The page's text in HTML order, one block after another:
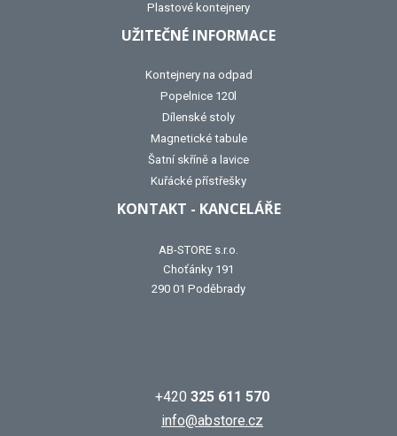
Plastové kontejnery
UŽITEČNÉ INFORMACE
Kontejnery na odpad
Popelnice 120l
Dílenské stoly
Magnetické tabule
Šatní skříně a lavice
Kuřácké přístřešky
KONTAKT - KANCELÁŘE
AB-STORE s.r.o.
Choťánky 191
290 01 Poděbrady
+420 325 611 570
info@abstore.cz